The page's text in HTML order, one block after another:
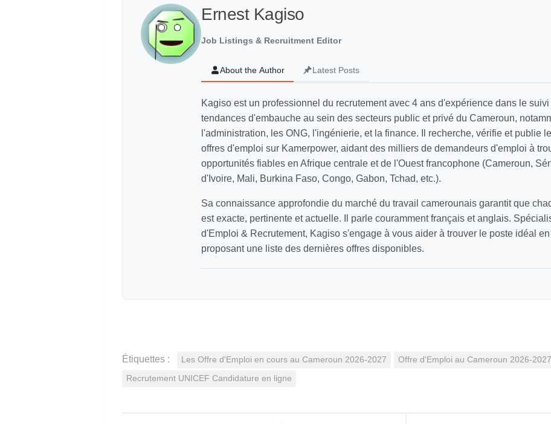
Ernest Kagiso
Job Listings & Recruitment Editor
About the Author Latest Posts
Kagiso est un professionnel du recrutement avec 4 ans d'expérience dans le
tendances d'embauche au sein des secteurs public et privé du Cameroun,
l'administration, les ONG, l'ingénierie, et la finance. Il recherche, vérifie et publie
offres d'emploi sur Kamerpower, aidant des milliers de demandeurs d'emploi à
opportunités fiables en Afrique centrale et de l'Ouest francophone (Cameroun,
d'Ivoire, Mali, Burkina Faso, Congo, Gabon, Tchad, etc.).
Sa connaissance approfondie du marché du travail camerounais garantit que
est exacte, pertinente et actuelle. Il parle couramment français et anglais.
d'Emploi & Recrutement, Kagiso s'engage à vous aider à trouver le poste idéal
proposant une liste des dernières offres disponibles.
Étiquettes : Les Offre d'Emploi en cours au Cameroun 2026-2027 Offre d'Emploi au Cameroun 2026-2027
Recrutement UNICEF Candidature en ligne